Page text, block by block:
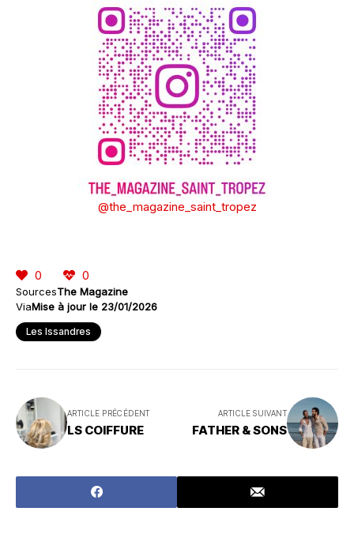
@the_magazine_saint_tropez
0 0
SourcesThe Magazine
ViaMise à jour le 23/01/2026
Les Issandres
ARTICLE PRÉCÉDENT
LS COIFFURE
ARTICLE SUIVANT
FATHER & SONS